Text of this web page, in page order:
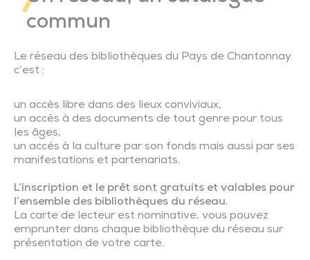
Pôle Santé
Nous rejoindre
Les actes réglementaires
Subventions aux associations
Plan Local d’Urbanisme Intercommunal
Consommer local
Environnement
Gestion durable du bocage
Lutte contre les nuisibles
Actions de prévention
Seniors
Marchés publics CIAS
Actes réglementaires du CIAS
Emploi
Culture
Spectacle « Suzanne »
Éveil artistique et culturel
Enfance – Jeunesse – Familles
Ambitions familles
Transports adaptés
Transport scolaire
Manoir de la Chevillonnière
Musée Ici le temps s’est arrêté
Moulin des Bois
Espace Bocager du Petit Moulinet
Abbaye de Trizay
Centre aquatique l’Odyss
Ciné Lumière
Oenotourisme
Nous contacter
Présentation Office de Tourisme
Partenariats et réseaux
Chèques-cadeaux
Événements
Professionnels de santé
Agriculture
commun
Le réseau des bibliothèques du Pays de Chantonnay
c’est :
un accès libre dans des lieux conviviaux,
un accès à des documents de tout genre pour tous
les âges,
un accès à la culture par son fonds mais aussi par ses
manifestations et partenariats.
L’inscription et le prêt sont gratuits et valables pour
l’ensemble des bibliothèques du réseau.
La carte de lecteur est nominative, vous pouvez
emprunter dans chaque bibliothèque du réseau sur
présentation de votre carte.